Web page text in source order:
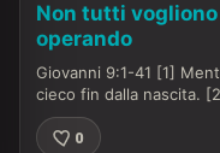
Non tutti
operando
Giovanni 9:1-41 [1]
cieco fin dalla nascita.
0